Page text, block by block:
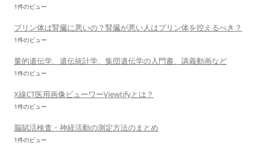
1件のビュー
プリン体は腎臓に悪いの？腎臓が悪い人はプリン体を控えるべき？
1件のビュー
量的遺伝学、遺伝統計学、集団遺伝学の入門書、講義動画など
1件のビュー
X線CT医用画像ビューワーViewtifyとは？
1件のビュー
脳賦活検査・神経活動の測定方法のまとめ
1件のビュー